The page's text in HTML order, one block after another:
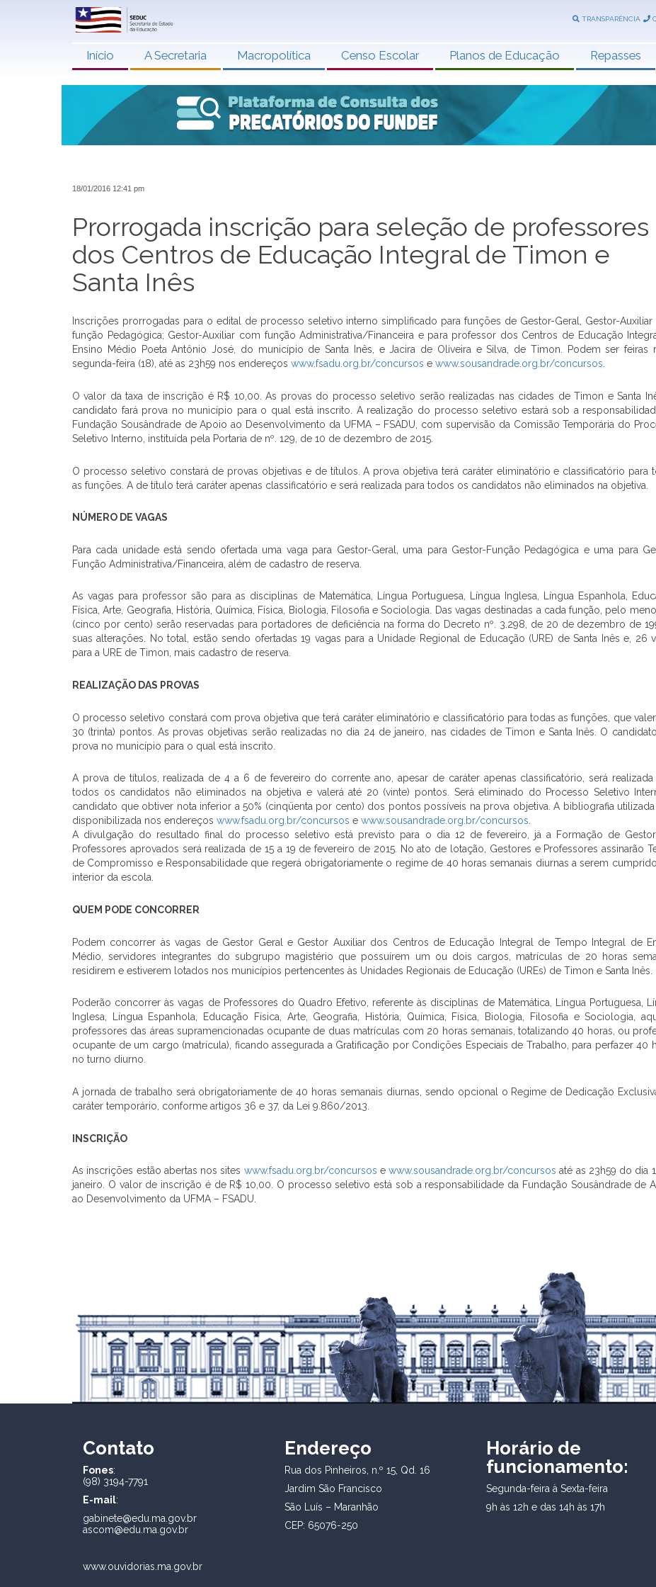
TRANSPARÊNCIA
Início A Secretaria Macropolítica Censo Escolar Planos de Educação Repasses
18/01/2016 12:41 pm
Prorrogada inscrição para seleção de professores
dos Centros de Educação Integral de Timon e
Santa Inês
Inscrições prorrogadas para o edital de processo seletivo interno simplificado para funções de Gestor-Geral, Gestor-Auxiliar
função Pedagógica; Gestor-Auxiliar com função Administrativa/Financeira e para professor dos Centros de Educação
Ensino Médio Poeta Antônio José, do município de Santa Inês, e Jacira de Oliveira e Silva, de Timon. Podem ser feiras
segunda-feira (18), até as 23h59 nos endereços www.fsadu.org.br/concursos e www.sousandrade.org.br/concursos.
O valor da taxa de inscrição é R$ 10,00. As provas do processo seletivo serão realizadas nas cidades de Timon e Santa
candidato fará prova no município para o qual está inscrito. A realização do processo seletivo estará sob a
Fundação Sousândrade de Apoio ao Desenvolvimento da UFMA – FSADU, com supervisão da Comissão Temporária do
Seletivo Interno, instituída pela Portaria de nº. 129, de 10 de dezembro de 2015.
O processo seletivo constará de provas objetivas e de títulos. A prova objetiva terá caráter eliminatório e classificatório para
as funções. A de título terá caráter apenas classificatório e será realizada para todos os candidatos não eliminados na objetiva.
NÚMERO DE VAGAS
Para cada unidade está sendo ofertada uma vaga para Gestor-Geral, uma para Gestor-Função Pedagógica e uma para
Função Administrativa/Financeira, além de cadastro de reserva.
As vagas para professor são para as disciplinas de Matemática, Língua Portuguesa, Língua Inglesa, Língua Espanhola,
Física, Arte, Geografia, História, Química, Física, Biologia, Filosofia e Sociologia. Das vagas destinadas a cada função, pelo
(cinco por cento) serão reservadas para portadores de deficiência na forma do Decreto nº. 3.298, de 20 de dezembro de
suas alterações. No total, estão sendo ofertadas 19 vagas para a Unidade Regional de Educação (URE) de Santa Inês e, 26
para a URE de Timon, mais cadastro de reserva.
REALIZAÇÃO DAS PROVAS
O processo seletivo constará com prova objetiva que terá caráter eliminatório e classificatório para todas as funções, que
30 (trinta) pontos. As provas objetivas serão realizadas no dia 24 de janeiro, nas cidades de Timon e Santa Inês. O
prova no município para o qual está inscrito.
A prova de títulos, realizada de 4 a 6 de fevereiro do corrente ano, apesar de caráter apenas classificatório, será realizada
todos os candidatos não eliminados na objetiva e valerá até 20 (vinte) pontos. Será eliminado do Processo Seletivo
candidato que obtiver nota inferior a 50% (cinqüenta por cento) dos pontos possíveis na prova objetiva. A bibliografia
disponibilizada nos endereços www.fsadu.org.br/concursos e www.sousandrade.org.br/concursos.
A divulgação do resultado final do processo seletivo está previsto para o dia 12 de fevereiro, já a Formação de
Professores aprovados será realizada de 15 a 19 de fevereiro de 2015. No ato de lotação, Gestores e Professores assinarão
de Compromisso e Responsabilidade que regerá obrigatoriamente o regime de 40 horas semanais diurnas a serem
interior da escola.
QUEM PODE CONCORRER
Podem concorrer às vagas de Gestor Geral e Gestor Auxiliar dos Centros de Educação Integral de Tempo Integral de
Médio, servidores integrantes do subgrupo magistério que possuírem um ou dois cargos, matrículas de 20 horas
residirem e estiverem lotados nos municípios pertencentes às Unidades Regionais de Educação (UREs) de Timon e Santa Inês.
Poderão concorrer às vagas de Professores do Quadro Efetivo, referente às disciplinas de Matemática, Língua Portuguesa,
Inglesa, Língua Espanhola, Educação Física, Arte, Geografia, História, Química, Física, Biologia, Filosofia e Sociologia,
professores das áreas supramencionadas ocupante de duas matrículas com 20 horas semanais, totalizando 40 horas, ou
ocupante de um cargo (matrícula), ficando assegurada a Gratificação por Condições Especiais de Trabalho, para perfazer 40
no turno diurno.
A jornada de trabalho será obrigatoriamente de 40 horas semanais diurnas, sendo opcional o Regime de Dedicação
caráter temporário, conforme artigos 36 e 37, da Lei 9.860/2013.
INSCRIÇÃO
As inscrições estão abertas nos sites www.fsadu.org.br/concursos ewww.sousandrade.org.br/concursos até as 23h59 do dia
janeiro. O valor de inscrição é de R$ 10,00. O processo seletivo está sob a responsabilidade da Fundação Sousândrade de
ao Desenvolvimento da UFMA – FSADU.
Contato
Fones:
(98) 3194-7791
E-mail:
gabinete@edu.ma.gov.br
ascom@edu.ma.gov.br
www.ouvidorias.ma.gov.br
Endereço
Rua dos Pinheiros, n.º 15, Qd. 16
Jardim São Francisco
São Luís – Maranhão
CEP: 65076-250
Horário de
funcionamento:
Segunda-feira à Sexta-feira
9h às 12h e das 14h às 17h